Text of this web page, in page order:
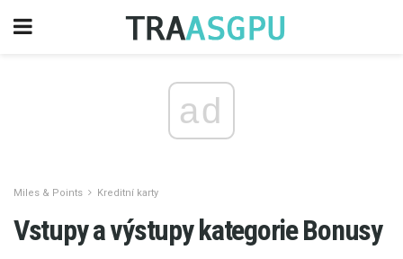
ad
Miles & Points Kreditní karty
Vstupy a výstupy kategorie Bonusy